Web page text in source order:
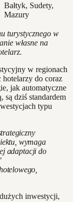
Bałtyk, Sudety,
Mazury
turystycznego w
własne na
w regionach
hotelarzy do coraz
jak automatyczne
są dziś standardem
typu
wymaga
adaptacji do
inwestycji,